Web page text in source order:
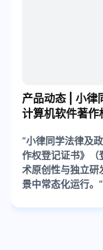
产品动态 | 小律
计算机软件著作
“小律同学法律及
作权登记证书》
术原创性与独立研
景中常态化运行。”